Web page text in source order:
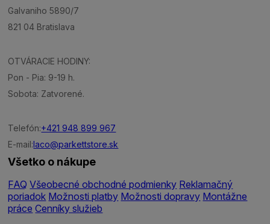
Galvaniho 5890/7
821 04 Bratislava
OTVÁRACIE HODINY:
Pon - Pia: 9-19 h.
Sobota: Zatvorené.
Telefón:+421 948 899 967
E-mail:laco@parkettstore.sk
Všetko o nákupe
FAQ Všeobecné obchodné podmienky Reklamačný
poriadok Možnosti platby Možnosti dopravy Montážne
práce Cenníky služieb